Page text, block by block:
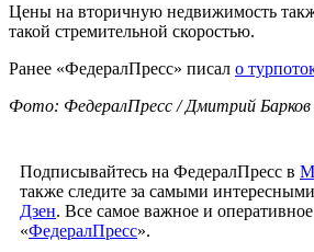
Цены на вторичную недвижимость
такой стремительной скоростью.
Ранее «ФедералПресс» писал о
Фото: ФедералПресс / Дмитрий Барков
Подписывайтесь на ФедералПресс в
также следите за самыми
Дзен. Все самое важное и
«ФедералПресс».